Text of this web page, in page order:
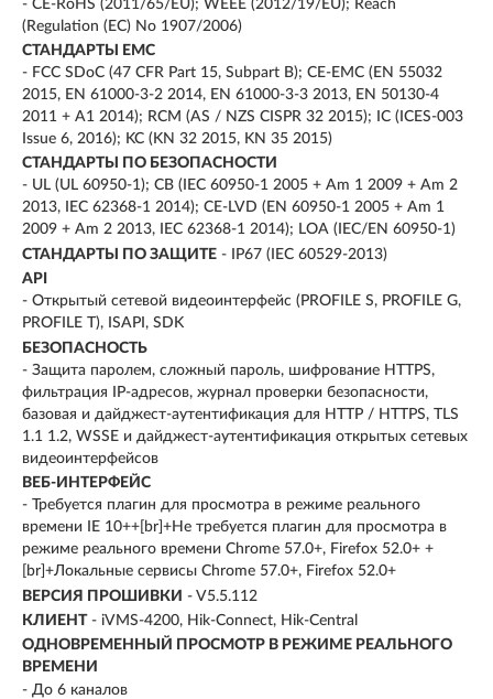
- CE-RoHS (2011/65/EU); WEEE (2012/19/EU); Reach
(Regulation (EC) No 1907/2006)
СТАНДАРТЫ EMC
- FCC SDoC (47 CFR Part 15, Subpart B); CE-EMC (EN 55032
2015, EN 61000-3-2 2014, EN 61000-3-3 2013, EN 50130-4
2011 + A1 2014); RCM (AS / NZS CISPR 32 2015); IC (ICES-003
Issue 6, 2016); KC (KN 32 2015, KN 35 2015)
СТАНДАРТЫ ПО БЕЗОПАСНОСТИ
- UL (UL 60950-1); CB (IEC 60950-1 2005 + Am 1 2009 + Am 2
2013, IEC 62368-1 2014); CE-LVD (EN 60950-1 2005 + Am 1
2009 + Am 2 2013, IEC 62368-1 2014); LOA (IEC/EN 60950-1)
СТАНДАРТЫ ПО ЗАЩИТЕ - IP67 (IEC 60529-2013)
API
- Открытый сетевой видеоинтерфейс (PROFILE S, PROFILE G,
PROFILE T), ISAPI, SDK
БЕЗОПАСНОСТЬ
- Защита паролем, сложный пароль, шифрование HTTPS,
фильтрация IP-адресов, журнал проверки безопасности,
базовая и дайджест-аутентификация для HTTP / HTTPS, TLS
1.1 1.2, WSSE и дайджест-аутентификация открытых сетевых
видеоинтерфейсов
ВЕБ-ИНТЕРФЕЙС
- Требуется плагин для просмотра в режиме реального
времени IE 10++[br]+Не требуется плагин для просмотра в
режиме реального времени Chrome 57.0+, Firefox 52.0+ +
[br]+Локальные сервисы Chrome 57.0+, Firefox 52.0+
ВЕРСИЯ ПРОШИВКИ - V5.5.112
КЛИЕНТ - iVMS-4200, Hik-Connect, Hik-Central
ОДНОВРЕМЕННЫЙ ПРОСМОТР В РЕЖИМЕ РЕАЛЬНОГО
ВРЕМЕНИ
- До 6 каналов